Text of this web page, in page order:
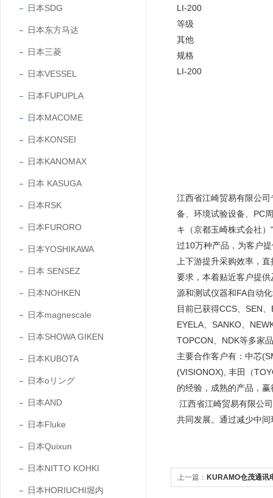
日本SDG
日本东方马达
日本三菱
日本VESSEL
日本FUPUPLA
日本MACOME
日本KONSEI
日本KANOMAX
日本 KASUGA
日本RSK
日本FURORO
日本YOSHIKAWA
日本 SENSEZ
日本NOHKEN
日本magnescale
日本SHOWA GIKEN
日本KUBOTA
日本oリング
日本AND
日本Fluke
日本Quixun
日本NITTO KOHKI
日本HORIUCHI堀内
LI-200
等级
其他
规格
LI-200
江西省江崎贸易有限公
备、环境试验设备、PC
キ（京都玉崎株式会社
过10万种产品，为客户
上下游提升采购效率，
要求，本着贴近客户提
源和测试仪器和FA自动
目前已获得CCS、SEN
EYELA、SANKO、
TOPCON、NDK等多家
主要合作客户有：中芯
(VISIONOX), 丰田（
的经验，成熟的产品，
江西省江崎贸易有限公
共同发展。通过减少中
上一篇： KURAMO仓茂通讯